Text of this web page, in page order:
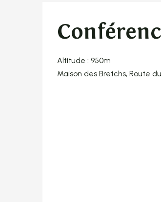
Altitude : 950m
Maison des Bretchs, Route